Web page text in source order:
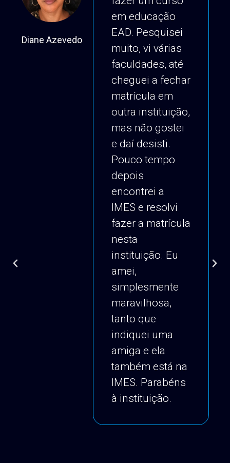
em educação
EAD. Pesquisei
muito, vi várias
faculdades, até
cheguei a fechar
matrícula em
outra instituição,
mas não gostei
e daí desisti.
Pouco tempo
depois
encontrei a
IMES e resolvi
fazer a matrícula
nesta
instituição. Eu
amei,
simplesmente
maravilhosa,
tanto que
indiquei uma
amiga e ela
também está na
IMES. Parabéns
à instituição.
Diane Azevedo